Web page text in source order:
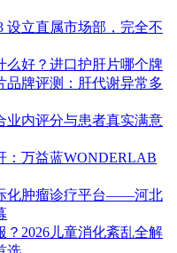
设立直属市场部，完全不
么好？进口护肝片哪个牌
品牌评测：肝代谢异常多
业内评分与患者真实满意
：万益蓝WONDERLAB
化肿瘤诊疗平台——河北
2026儿童消化紊乱全解